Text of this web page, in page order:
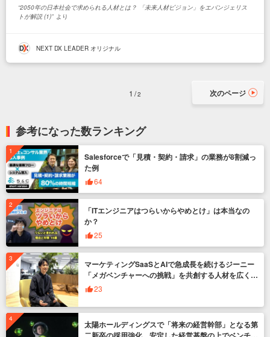
2050年の日本社会で求められる人材とは？ 「未来人材ビジョン」をエバンジェリス
トが解説 (1)
より
NEXT DX LEADER オリジナル
1 2 次のページ
参考になった数ランキング
Salesforceで「見積・契約・請求」の業務が8割減っ
た例
64
「ITエンジニアはつらいからやめとけ」は本当なの
か？
25
マーケティングSaaSとAIで急成長を続けるジーニー
「メガベンチャーへの挑戦」を共創する人材を広く募
集 23
太陽ホールディングスで「将来の経営幹部」となる第